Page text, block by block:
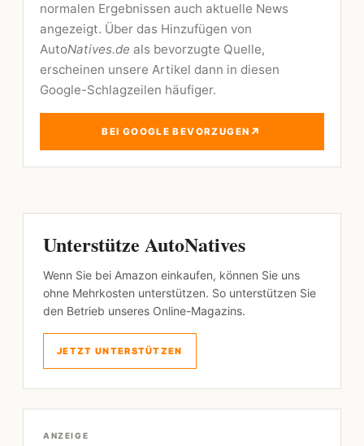
normalen Ergebnissen auch aktuelle News
angezeigt. Über das Hinzufügen von
AutoNatives.de als bevorzugte Quelle,
erscheinen unsere Artikel dann in diesen
Google-Schlagzeilen häufiger.
BEI GOOGLE BEVORZUGEN ↗
Unterstütze AutoNatives
Wenn Sie bei Amazon einkaufen, können Sie uns
ohne Mehrkosten unterstützen. So unterstützen Sie
den Betrieb unseres Online-Magazins.
JETZT UNTERSTÜTZEN
ANZEIGE